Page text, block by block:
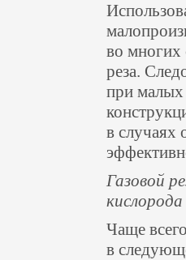
во многих
реза.
при малых
в случаях
Газовой
Чаще
в